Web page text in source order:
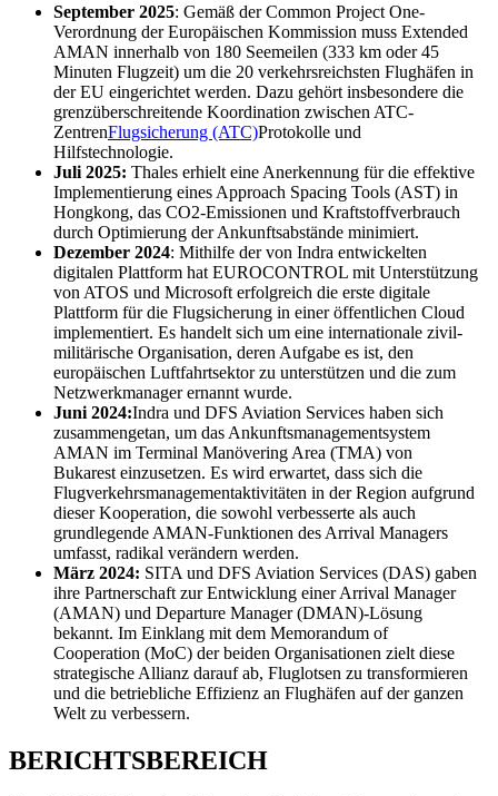
September 2025: Gemäß der Common Project One-
Verordnung der Europäischen Kommission muss Extended
AMAN innerhalb von 180 Seemeilen (333 km oder 45
Minuten Flugzeit) um die 20 verkehrsreichsten Flughäfen in
der EU eingerichtet werden. Dazu gehört insbesondere die
grenzüberschreitende Koordination zwischen ATC-
ZentrenFlugsicherung (ATC)Protokolle und
Hilfstechnologie.
Juli 2025: Thales erhielt eine Anerkennung für die effektive
Implementierung eines Approach Spacing Tools (AST) in
Hongkong, das CO2-Emissionen und Kraftstoffverbrauch
durch Optimierung der Ankunftsabstände minimiert.
Dezember 2024: Mithilfe der von Indra entwickelten
digitalen Plattform hat EUROCONTROL mit Unterstützung
von ATOS und Microsoft erfolgreich die erste digitale
Plattform für die Flugsicherung in einer öffentlichen Cloud
implementiert. Es handelt sich um eine internationale zivil-
militärische Organisation, deren Aufgabe es ist, den
europäischen Luftfahrtsektor zu unterstützen und die zum
Netzwerkmanager ernannt wurde.
Juni 2024:Indra und DFS Aviation Services haben sich
zusammengetan, um das Ankunftsmanagementsystem
AMAN im Terminal Manövering Area (TMA) von
Bukarest einzusetzen. Es wird erwartet, dass sich die
Flugverkehrsmanagementaktivitäten in der Region aufgrund
dieser Kooperation, die sowohl verbesserte als auch
grundlegende AMAN-Funktionen des Arrival Managers
umfasst, radikal verändern werden.
März 2024: SITA und DFS Aviation Services (DAS) gaben
ihre Partnerschaft zur Entwicklung einer Arrival Manager
(AMAN) und Departure Manager (DMAN)-Lösung
bekannt. Im Einklang mit dem Memorandum of
Cooperation (MoC) der beiden Organisationen zielt diese
strategische Allianz darauf ab, Fluglotsen zu transformieren
und die betriebliche Effizienz an Flughäfen auf der ganzen
Welt zu verbessern.
BERICHTSBEREICH